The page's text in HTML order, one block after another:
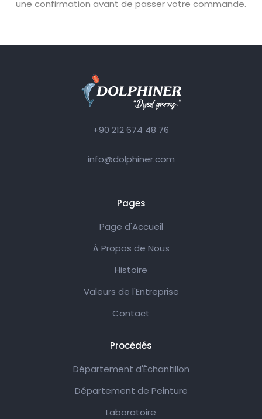
une confirmation avant de passer votre commande.
+90 212 674 48 76
info@dolphiner.com
Pages
Page d'Accueil
À Propos de Nous
Histoire
Valeurs de l'Entreprise
Contact
Procédés
Département d'Échantillon
Département de Peinture
Laboratoire